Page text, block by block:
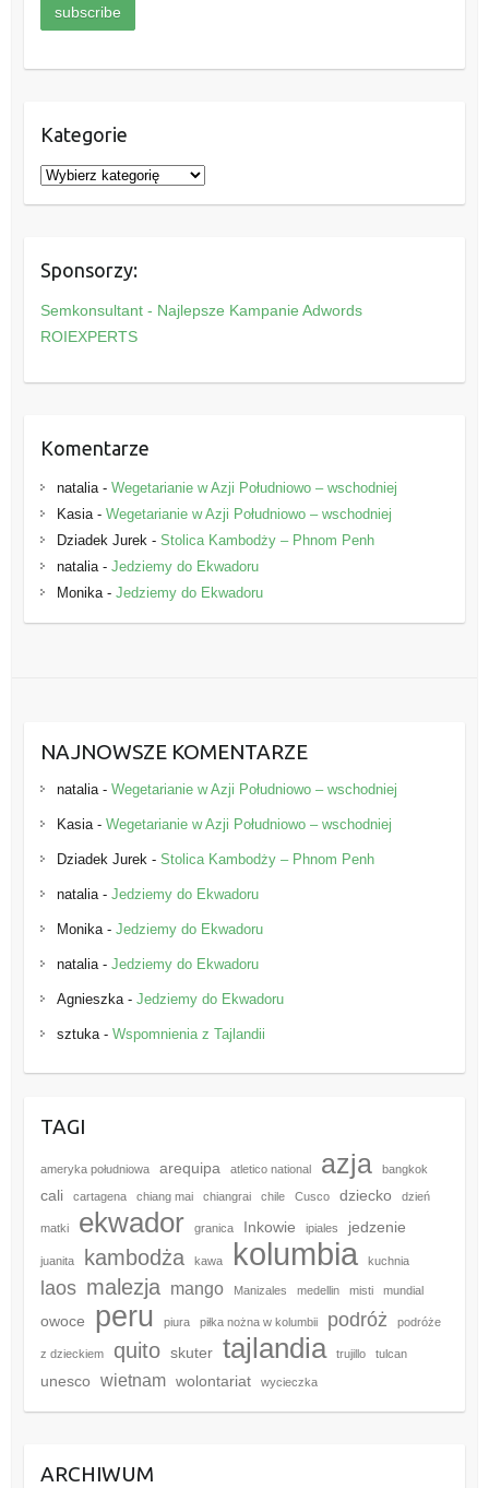
Kategorie
K
a
g
o
r
e
Sponsorzy:
Semkonsultant - Najlepsze Kampanie Adwords
ROIEXPERTS
Komentarze
natalia- Wegetarianie w Azji Południowo – wschodniej
Kasia- Wegetarianie w Azji Południowo – wschodniej
Dziadek Jurek- Stolica Kambodży – Phnom Penh
natalia- Jedziemy do Ekwadoru
Monika- Jedziemy do Ekwadoru
NAJNOWSZE KOMENTARZE
natalia- Wegetarianie w Azji Południowo – wschodniej
Kasia- Wegetarianie w Azji Południowo – wschodniej
Dziadek Jurek- Stolica Kambodży – Phnom Penh
natalia- Jedziemy do Ekwadoru
Monika- Jedziemy do Ekwadoru
natalia- Jedziemy do Ekwadoru
Agnieszka- Jedziemy do Ekwadoru
sztuka- Wspomnienia z Tajlandii
TAGI
ameryka południowa arequipa atletico national azja bangkok
cali cartagena chiang mai chiangrai chile Cusco dziecko dzień
matki ekwador granica Inkowie ipiales jedzenie
juanita kambodża kawa kolumbia kuchnia
laos malezja mango Manizales medellin misti mundial
owoce peru piura piłka nożna w kolumbii podróż podróże
z dzieckiem quito skuter tajlandia trujillo tulcan
unesco wietnam wolontariat wycieczka
ARCHIWUM